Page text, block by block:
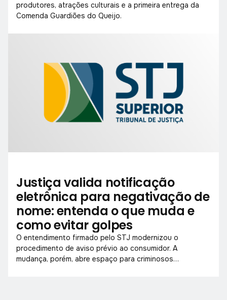
produtores, atrações culturais e a primeira entrega da
Comenda Guardiões do Queijo.
Justiça valida notificação
eletrônica para negativação de
nome: entenda o que muda e
como evitar golpes
O entendimento firmado pelo STJ modernizou o
procedimento de aviso prévio ao consumidor. A
mudança, porém, abre espaço para criminosos